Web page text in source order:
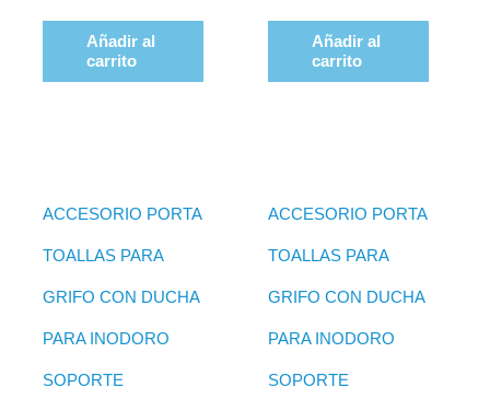
Añadir al
carrito
Añadir al
carrito
ACCESORIO PORTA
TOALLAS PARA
GRIFO CON DUCHA
PARA INODORO
SOPORTE
ACCESORIO PORTA
TOALLAS PARA
GRIFO CON DUCHA
PARA INODORO
SOPORTE